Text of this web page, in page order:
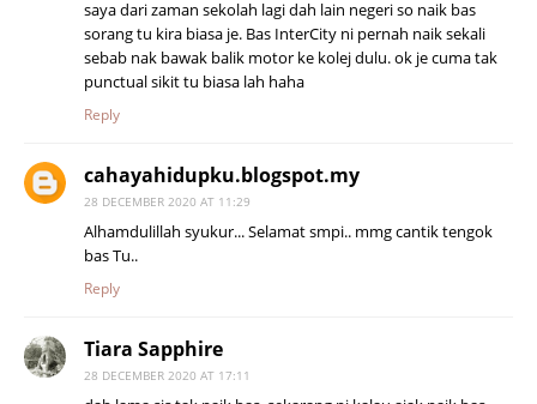
saya dari zaman sekolah lagi dah lain negeri so naik bas
sorang tu kira biasa je. Bas InterCity ni pernah naik sekali
sebab nak bawak balik motor ke kolej dulu. ok je cuma tak
punctual sikit tu biasa lah haha
Reply
cahayahidupku.blogspot.my
28 DECEMBER 2020 AT 11:29
Alhamdulillah syukur... Selamat smpi.. mmg cantik tengok
bas Tu..
Reply
Tiara Sapphire
28 DECEMBER 2020 AT 17:11